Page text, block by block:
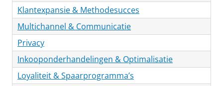
Klantexpansie & Methodesucces
Multichannel & Communicatie
Privacy
Inkooponderhandelingen & Optimalisatie
Loyaliteit & Spaarprogramma’s